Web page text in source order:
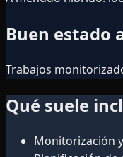
Buen estado
Trabajos
Qué suele
Monitorización